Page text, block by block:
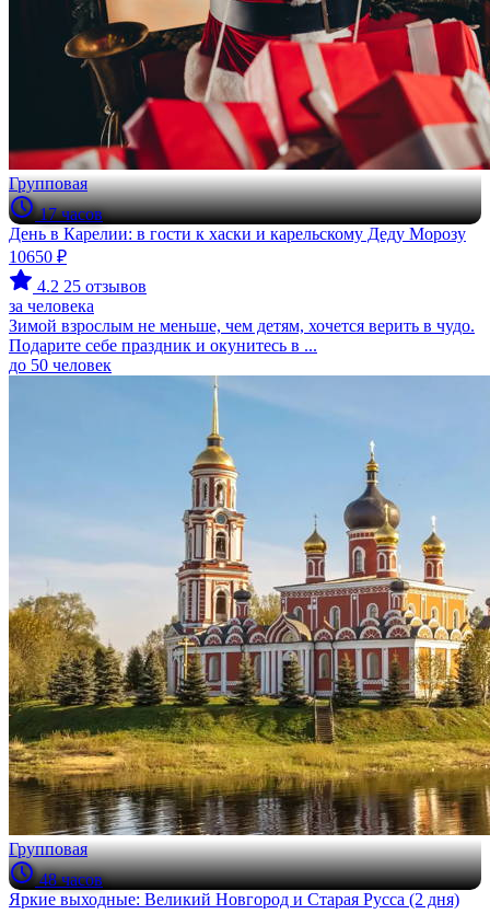
Групповая
17 часов
День в Карелии: в гости к хаски и карельскому Деду Морозу
10650 ₽
4.2 25 отзывов
за человека
Зимой взрослым не меньше, чем детям, хочется верить в чудо.
Подарите себе праздник и окунитесь в ...
до 50 человек
Групповая
48 часов
Яркие выходные: Великий Новгород и Старая Русса (2 дня)